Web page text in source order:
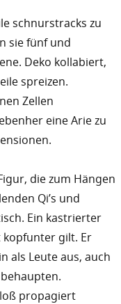
schnurstracks zu
sie fünf und
Deko kollabiert,
spreizen.
Zellen
eine Arie zu
die zum Hängen
Qi’s und
Ein kastrierter
kopfunter gilt. Er
als Leute aus, auch
propagiert